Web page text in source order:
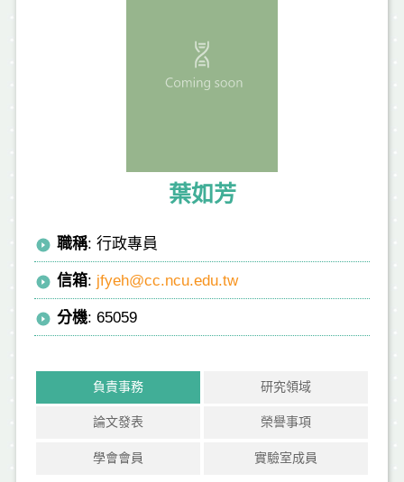
葉如芳
職稱: 行政專員
信箱: jfyeh@cc.ncu.edu.tw
分機: 65059
負責事務 研究領域
論文發表 榮譽事項
學會會員 實驗室成員